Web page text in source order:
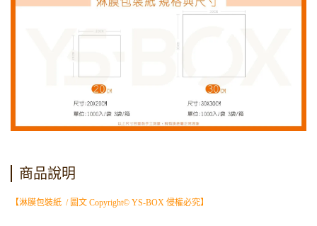
商品說明
【淋膜包裝紙 / 圖文 Copyright© YS-BOX 侵權必究】